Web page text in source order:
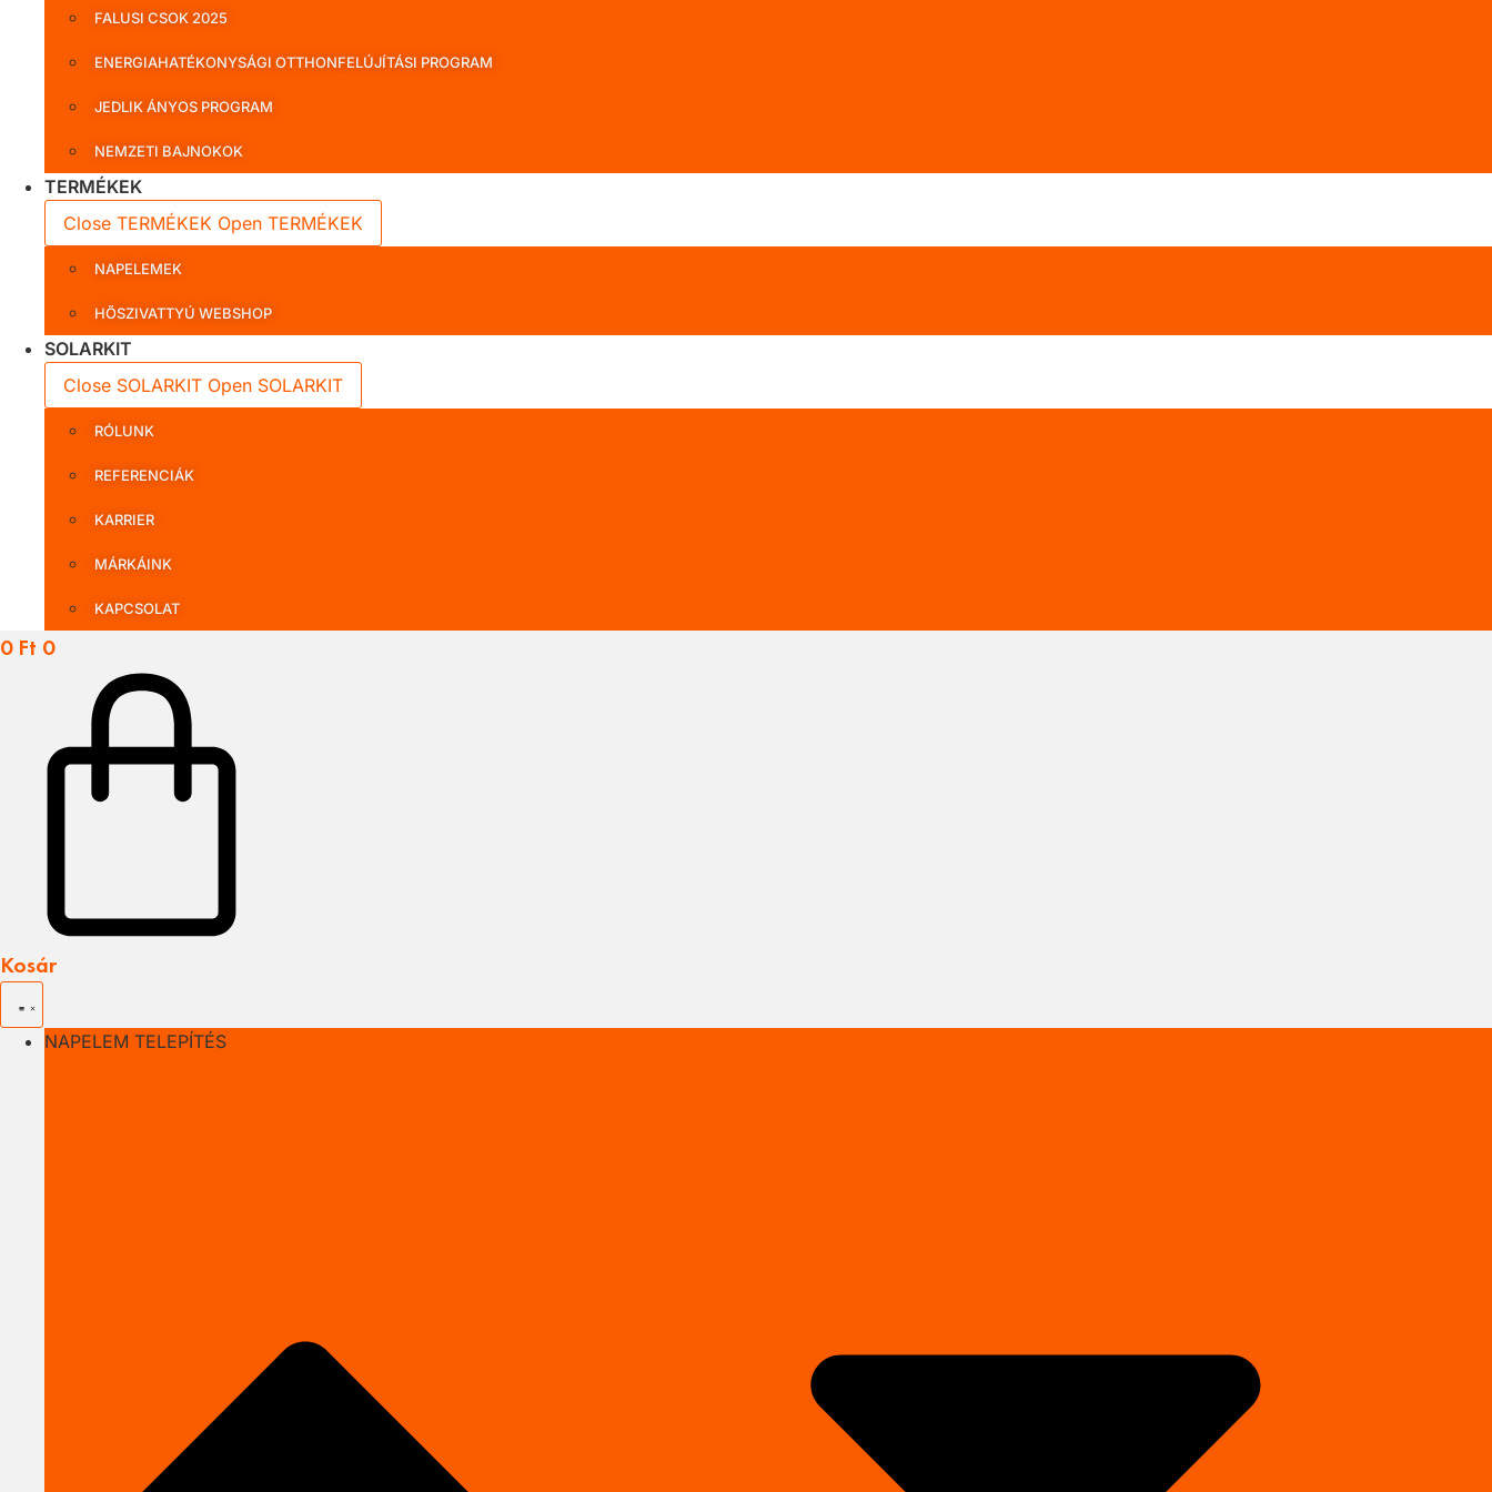
FALUSI CSOK 2025
ENERGIAHATÉKONYSÁGI OTTHONFELÚJÍTÁSI PROGRAM
JEDLIK ÁNYOS PROGRAM
NEMZETI BAJNOKOK
TERMÉKEK
Close TERMÉKEK Open TERMÉKEK
NAPELEMEK
HŐSZIVATTYÚ WEBSHOP
SOLARKIT
Close SOLARKIT Open SOLARKIT
RÓLUNK
REFERENCIÁK
KARRIER
MÁRKÁINK
KAPCSOLAT
0 Ft 0
Kosár
NAPELEM TELEPÍTÉS